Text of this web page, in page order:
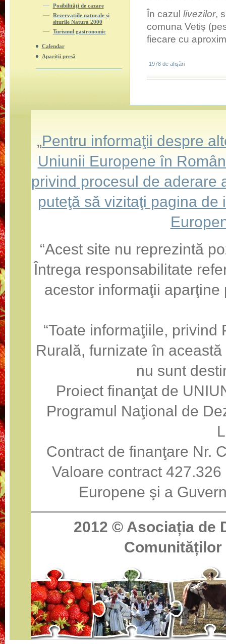
Posibilităţi de cazare
Rezervațiile naturale și
siturile Natura 2000
Turismul gastronomic
Calendar
Apariții presă
În cazullivezilor,
comuna Vetiș
fiecare cu
1978 de afişări
„Pentru informaţii despre
Uniunii Europene în
privind procesul de aderare
puteţă să vizitaţi pagina
“Acest site nu reprezintă
Întrega responsabilitate
acestor informaţii
“Toate informaţiile,
Rurală, furnizate în
nu sunt
Proiect finanţat de
Programul Naţional de
Contract de finanţare Nr.
Valoare contract
Europene şi a
2012 © Asociația de
Comunităților